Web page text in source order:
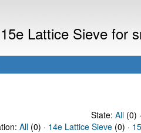
Lattice Sieve for
State: All(0)
All (0) · 14e Lattice Sieve (0) ·